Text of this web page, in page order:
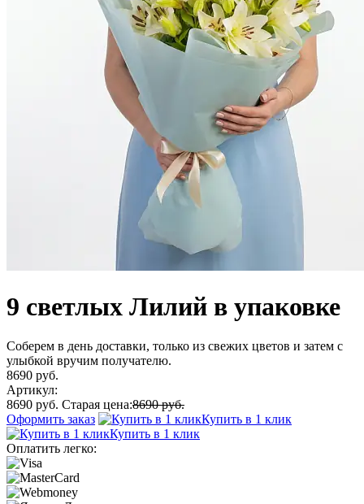
9 светлых Лилий в упаковке
Соберем в день доставки, только из свежих цветов и затем с
улыбкой вручим получателю.
8690 руб.
Артикул:
8690 руб. Старая цена:8690 руб.
Оформить заказ
Купить в 1 клик
Купить в 1 клик
Оплатить легко: